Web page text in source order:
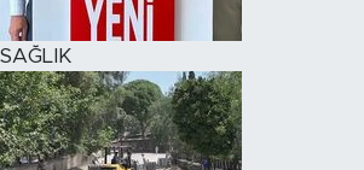
SAĞLIK